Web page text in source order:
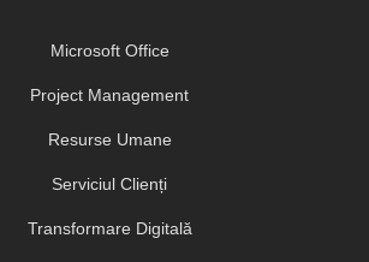
Microsoft Office
Project Management
Resurse Umane
Serviciul Clienți
Transformare Digitală